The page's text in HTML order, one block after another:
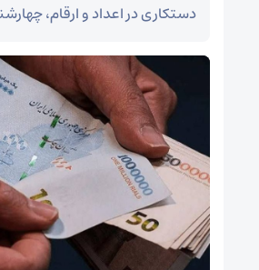
دستکاری در اعداد و ارقام،